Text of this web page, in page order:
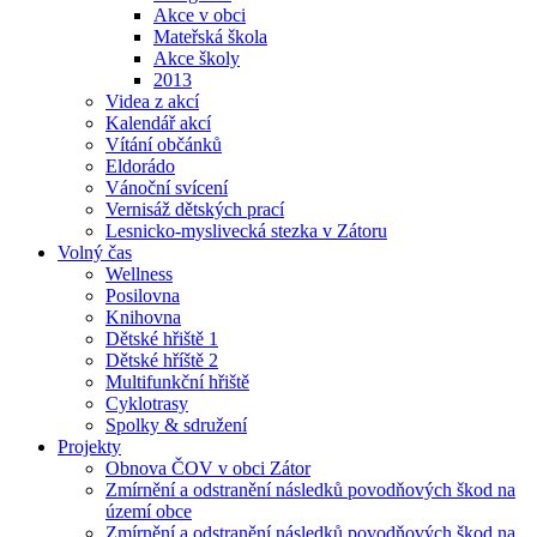
Akce v obci
Mateřská škola
Akce školy
2013
Videa z akcí
Kalendář akcí
Vítání občánků
Eldorádo
Vánoční svícení
Vernisáž dětských prací
Lesnicko-myslivecká stezka v Zátoru
Volný čas
Wellness
Posilovna
Knihovna
Dětské hřiště 1
Dětské hříště 2
Multifunkční hřiště
Cyklotrasy
Spolky & sdružení
Projekty
Obnova ČOV v obci Zátor
Zmírnění a odstranění následků povodňových škod na
území obce
Zmírnění a odstranění následků povodňových škod na